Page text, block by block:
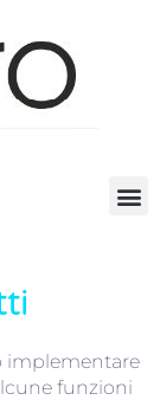
implementare
funzioni